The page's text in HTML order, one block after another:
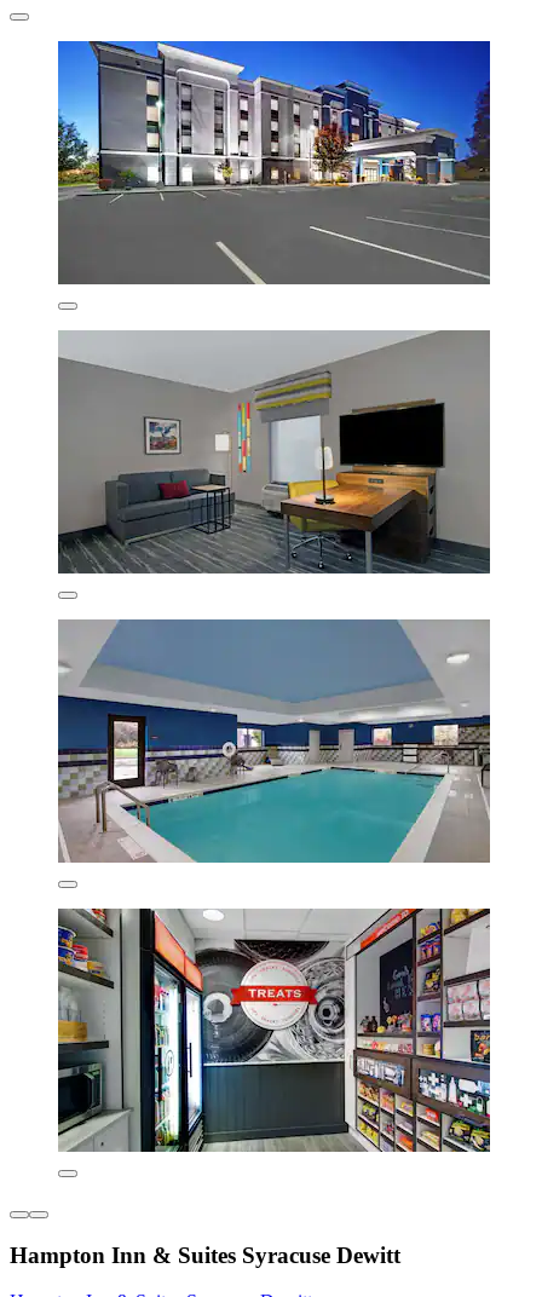
Hampton Inn & Suites Syracuse Dewitt